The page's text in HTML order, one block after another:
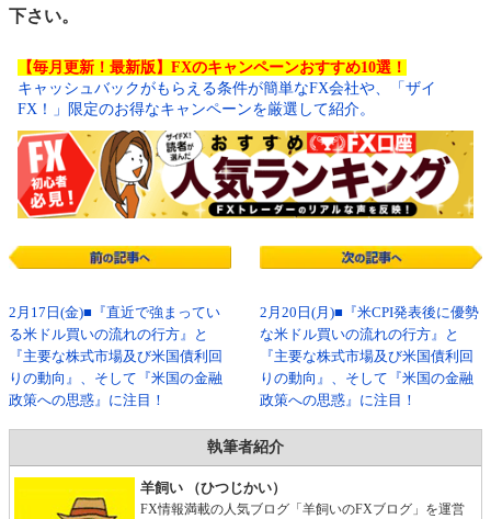
下さい。
【毎月更新！最新版】FXのキャンペーンおすすめ10選！
キャッシュバックがもらえる条件が簡単なFX会社や、「ザイ
FX！」限定のお得なキャンペーンを厳選して紹介。
2月17日(金)■『直近で強まってい
る米ドル買いの流れの行方』と
『主要な株式市場及び米国債利回
りの動向』、そして『米国の金融
政策への思惑』に注目！
2月20日(月)■『米CPI発表後に優勢
な米ドル買いの流れの行方』と
『主要な株式市場及び米国債利回
りの動向』、そして『米国の金融
政策への思惑』に注目！
執筆者紹介
羊飼い （ひつじかい）
FX情報満載の人気ブログ「羊飼いのFXブログ」を運営